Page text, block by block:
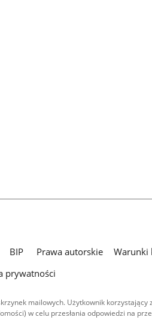
BIP Prawa autorskie Warunki
prywatności
mailowych. Użytkownik
w celu przesłania odpowiedzi na